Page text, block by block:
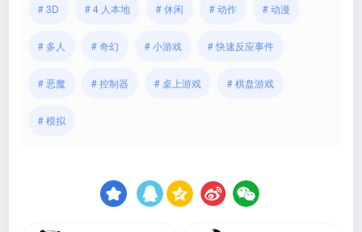
# 3D # 4 人本地 # 休闲 # 动作 # 动漫
# 多人 # 奇幻 # 小游戏 # 快速反应事件
# 恶魔 # 控制器 # 桌上游戏 # 棋盘游戏
# 模拟